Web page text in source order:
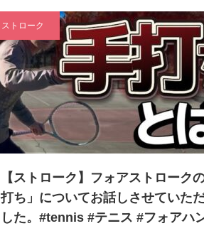
ストローク
【ストローク】フォアストローク
打ち」についてお話しさせていた
した。#tennis #テニス #フォアハ